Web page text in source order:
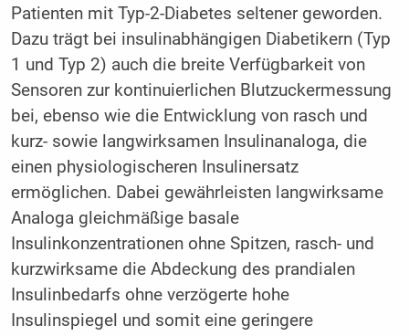
Patienten mit Typ-2-Diabetes seltener geworden.
Dazu trägt bei insulinabhängigen Diabetikern (Typ
1 und Typ 2) auch die breite Verfügbarkeit von
Sensoren zur kontinuierlichen Blutzuckermessung
bei, ebenso wie die Entwicklung von rasch und
kurz- sowie langwirksamen Insulinanaloga, die
einen physiologischeren Insulinersatz
ermöglichen. Dabei gewährleisten langwirksame
Analoga gleichmäßige basale
Insulinkonzentrationen ohne Spitzen, rasch- und
kurzwirksame die Abdeckung des prandialen
Insulinbedarfs ohne verzögerte hohe
Insulinspiegel und somit eine geringere